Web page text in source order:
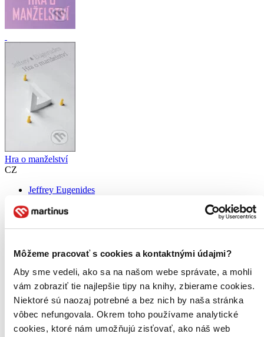
Môžeme pracovať s cookies a kontaktnými údajmi?
Aby sme vedeli, ako sa na našom webe správate, a mohli
vám zobraziť tie najlepšie tipy na knihy, zbierame cookies.
Niektoré sú naozaj potrebné a bez nich by naša stránka
vôbec nefungovala. Okrem toho používame analytické
cookies, ktoré nám umožňujú zisťovať, ako náš web
Hra o manželství
CZ
Jeffrey Eugenides
Vysokoškolský milostný trojúhelník v podání držitele Pulitzerovy
ceny. Madeleine Hannaová je svědomitá anglická studentka, která
trochu zaspala dobu. Zatímco počátkem osmdesátých let všichni
výborný stav
Túto knihu sme vykúpili cezKnihovrátoka je vo
výbornom stave.Rozdiel medzi touto knihou a novou by ste
asi ani nespoznali. Knihu sme označili nálepkou, ktorá môže
na niektorých obaloch zanechať stopy.
9,60 €